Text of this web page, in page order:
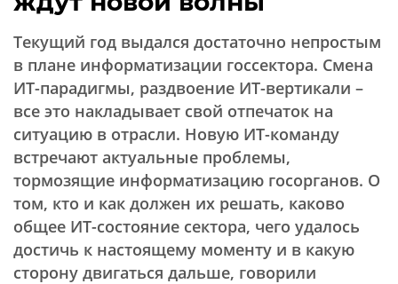
Текущий год выдался достаточно непростым
в плане информатизации госсектора. Смена
ИТ-парадигмы, раздвоение ИТ-вертикали –
все это накладывает свой отпечаток на
ситуацию в отрасли. Новую ИТ-команду
встречают актуальные проблемы,
тормозящие информатизацию госорганов. О
том, кто и как должен их решать, каково
общее ИТ-состояние сектора, чего удалось
достичь к настоящему моменту и в какую
сторону двигаться дальше, говорили